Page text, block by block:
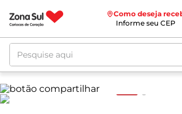
Como deseja
Informe seu CEP
Pesquise aqui